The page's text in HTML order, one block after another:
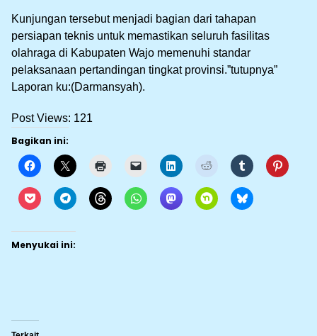
Kunjungan tersebut menjadi bagian dari tahapan
persiapan teknis untuk memastikan seluruh fasilitas
olahraga di Kabupaten Wajo memenuhi standar
pelaksanaan pertandingan tingkat provinsi.”tutupnya”
Laporan ku:(Darmansyah).
Post Views: 121
Bagikan ini:
Menyukai ini: